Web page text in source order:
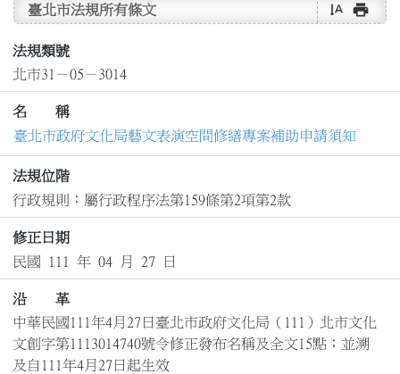
臺北市法規所有條文 text_rotate_vertical print
法規類號
北市31－05－3014
名 稱
臺北市政府文化局藝文表演空間修繕專案補助申請須知
法規位階
行政規則：屬行政程序法第159條第2項第2款
修正日期
民國 111 年 04 月 27 日
沿 革
中華民國111年4月27日臺北市政府文化局（111）北市文化
文創字第1113014740號令修正發布名稱及全文15點；並溯
及自111年4月27日起生效